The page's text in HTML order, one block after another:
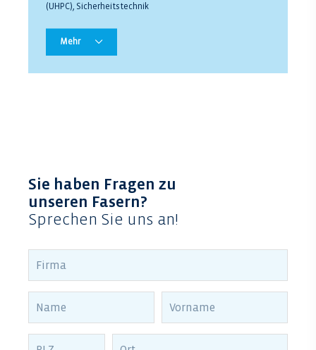
(UHPC), Sicherheitstechnik
Mehr
Sie haben Fragen zu
unseren Fasern?
Sprechen Sie uns an!